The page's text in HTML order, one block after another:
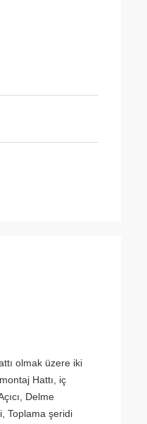
olmak üzere iki
Hattı, iç
Delme
Toplama şeridi